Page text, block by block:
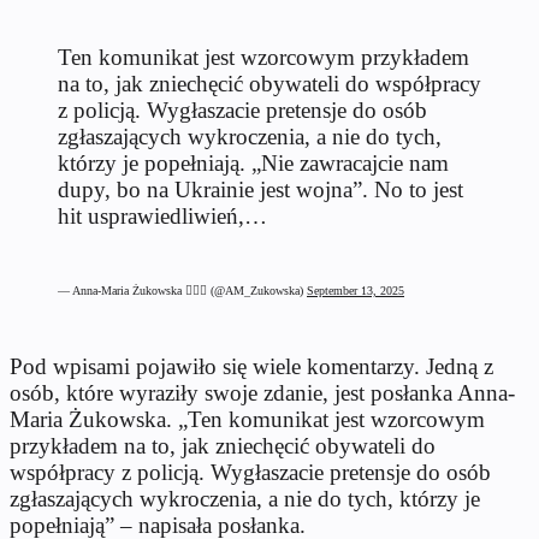
Ten komunikat jest wzorcowym przykładem
na to, jak zniechęcić obywateli do współpracy
z policją. Wygłaszacie pretensje do osób
zgłaszających wykroczenia, a nie do tych,
którzy je popełniają. „Nie zawracajcie nam
dupy, bo na Ukrainie jest wojna”. No to jest
hit usprawiedliwień,…
— Anna-Maria Żukowska 💁🏻‍♀️ (@AM_Zukowska) September 13, 2025
Pod wpisami pojawiło się wiele komentarzy. Jedną z
osób, które wyraziły swoje zdanie, jest posłanka Anna-
Maria Żukowska. „Ten komunikat jest wzorcowym
przykładem na to, jak zniechęcić obywateli do
współpracy z policją. Wygłaszacie pretensje do osób
zgłaszających wykroczenia, a nie do tych, którzy je
popełniają” – napisała posłanka.